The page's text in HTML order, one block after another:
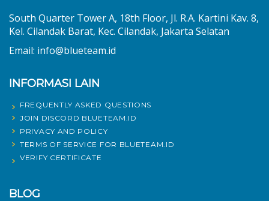
South Quarter Tower A, 18th Floor, Jl. R.A. Kartini Kav. 8,
Kel. Cilandak Barat, Kec. Cilandak, Jakarta Selatan
Email: info@blueteam.id
INFORMASI LAIN
FREQUENTLY ASKED QUESTIONS
JOIN DISCORD BLUETEAM.ID
PRIVACY AND POLICY
TERMS OF SERVICE FOR BLUETEAM.ID
VERIFY CERTIFICATE
BLOG